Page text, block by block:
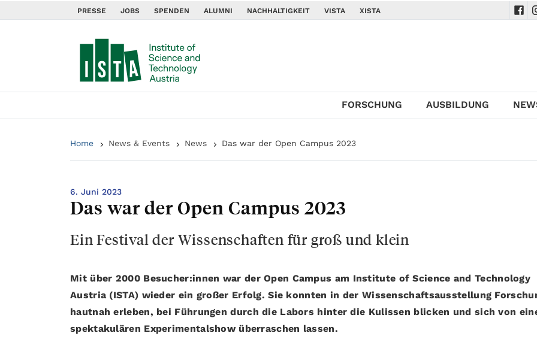
PRESSE JOBS SPENDEN ALUMNI NACHHALTIGKEIT VISTA XISTA
FORSCHUNG AUSBILDUNG
Home News & Events News Das war der Open Campus 2023
6. Juni 2023
Das war der Open Campus 2023
Ein Festival der Wissenschaften für groß und klein
Mit über 2000 Besucher:innen war der Open Campus am Institute of Science and Technology
Austria (ISTA) wieder ein großer Erfolg. Sie konnten in der Wissenschaftsausstellung
hautnah erleben, bei Führungen durch die Labors hinter die Kulissen blicken und sich von
spektakulären Experimentalshow überraschen lassen.